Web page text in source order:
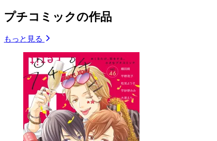
プチコミックの作品
もっと見る